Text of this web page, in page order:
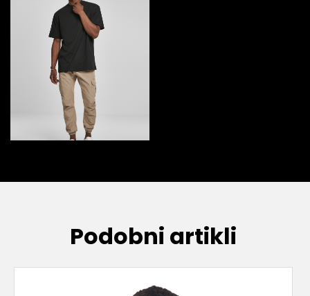
Podobni artikli